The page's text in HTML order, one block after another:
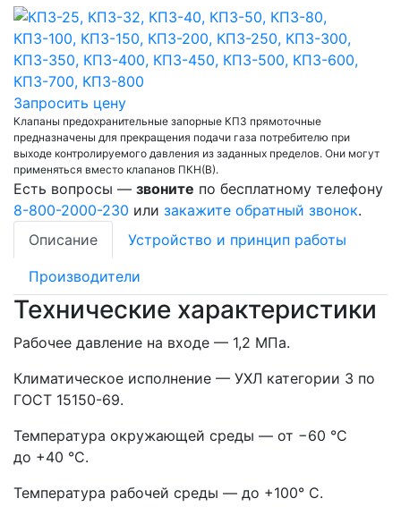
Запросить цену
Клапаны предохранительные запорные КПЗ прямоточные
предназначены для прекращения подачи газа потребителю при
выходе контролируемого давления из заданных пределов. Они могут
применяться вместо клапанов ПКН(В).
Есть вопросы — звоните по бесплатному телефону
8-800-2000-230 или закажите обратный звонок.
Описание
Устройство и принцип работы
Производители
Технические характеристики
Рабочее давление на входе — 1,2 MПа.
Климатическое исполнение — УХЛ категории 3 по
ГОСТ 15150-69.
Температура окружающей среды — от −60 °C
до +40 °С.
Температура рабочей среды — до +100° С.